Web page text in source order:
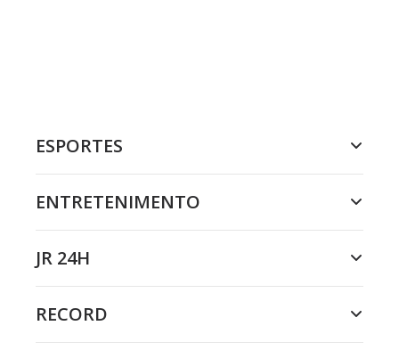
ESPORTES
ENTRETENIMENTO
JR 24H
RECORD